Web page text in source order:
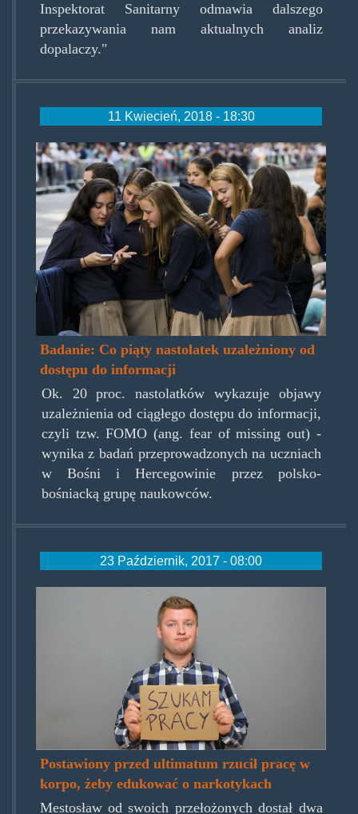
Inspektorat Sanitarny odmawia dalszego
przekazywania nam aktualnych analiz
dopalaczy."
11 Kwiecień, 2018 - 18:30
fomoteens.jpg
Badanie: Co piąty nastolatek uzależniony od
dostępu do informacji
Ok. 20 proc. nastolatków wykazuje objawy
uzależnienia od ciągłego dostępu do informacji,
czyli tzw. FOMO (ang. fear of missing out) -
wynika z badań przeprowadzonych na uczniach
w Bośni i Hercegowinie przez polsko-
bośniacką grupę naukowców.
23 Październik, 2017 - 08:00
szukampracy.jpg
Postawiony przed ultimatum rzucił pracę w
korpo, żeby edukować o narkotykach
Mestosław od swoich przełożonych dostał dwa